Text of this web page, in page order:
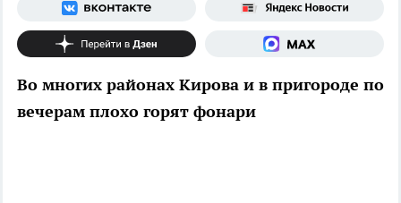
Во многих районах Кирова и в пригороде по
вечерам плохо горят фонари